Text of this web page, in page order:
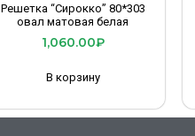
Решетка “Сирокко” 80*303
овал матовая белая
1,060.00₽
В корзину